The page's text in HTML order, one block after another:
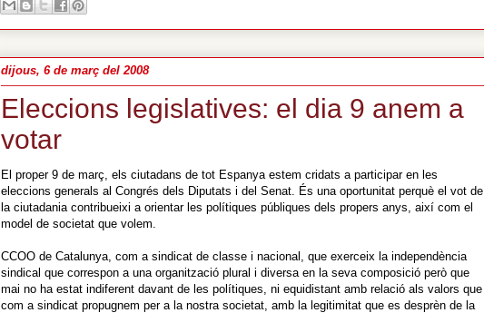
dijous, 6 de març del 2008
Eleccions legislatives: el dia 9 anem a
votar
El proper 9 de març, els ciutadans de tot Espanya estem cridats a participar en les
eleccions generals al Congrés dels Diputats i del Senat. És una oportunitat perquè el vot de
la ciutadania contribueixi a orientar les polítiques públiques dels propers anys, així com el
model de societat que volem.
CCOO de Catalunya, com a sindicat de classe i nacional, que exerceix la independència
sindical que correspon a una organització plural i diversa en la seva composició però que
mai no ha estat indiferent davant de les polítiques, ni equidistant amb relació als valors que
com a sindicat propugnem per a la nostra societat, amb la legitimitat que es desprèn de la